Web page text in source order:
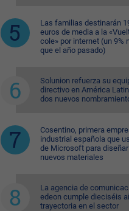
Las familias destinarán
euros de media a la
cole» por internet (un 9%
que el año pasado)
Solunion refuerza su
directivo en América
dos nuevos
Cosentino, primera
industrial española que
de Microsoft para diseñar
nuevos materiales
La agencia de
edeon cumple dieciséis
trayectoria en el sector